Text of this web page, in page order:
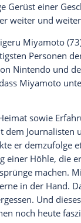
mir externe
werden.
Kondōs (64)
bis heute in
kurz
sei,
endlich aus
zu stellen